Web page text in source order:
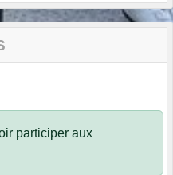
participer aux